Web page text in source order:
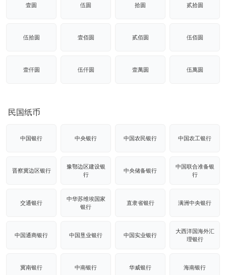
壹圆 伍圆 拾圆 贰拾圆
伍拾圆 壹佰圆 贰佰圆 伍佰圆
壹仟圆 伍仟圆 壹萬圆 伍萬圆
民国纸币
中国银行 中央银行 中国农民银行 中国农工银行
晋察冀边区银行
豫鄂边区建设银
行
中央储备银行
中国联合准备银
行
交通银行
中华苏维埃国家
银行
直隶省银行 满洲中央银行
中国通商银行 中国垦业银行 中国实业银行
大西洋国海外汇
理银行
冀南银行 中南银行 华威银行 海南银行